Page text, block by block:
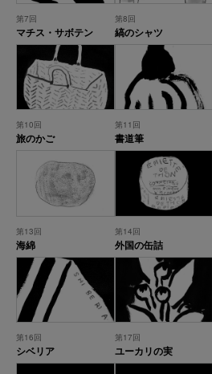
第7回
マチス・サボテン
第8回
縞のシャツ
第10回
旅のかご
第11回
書道筆
第13回
海綿
第14回
外国の缶詰
第16回
シベリア
第17回
ユーカリの実